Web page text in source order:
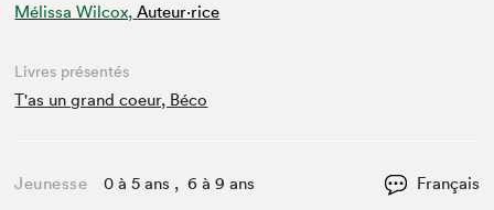
Mélissa Wilcox, Auteur·rice
Livres présentés
T'as un grand coeur, Béco
Jeunesse 0 à 5 ans , 6 à 9 ans Français